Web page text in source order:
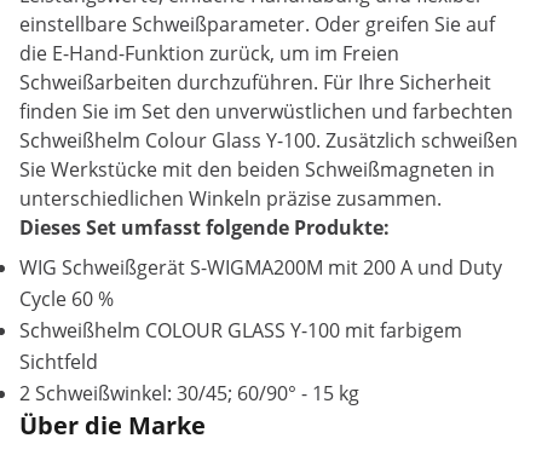
einstellbare Schweißparameter. Oder greifen Sie auf
die E-Hand-Funktion zurück, um im Freien
Schweißarbeiten durchzuführen. Für Ihre Sicherheit
finden Sie im Set den unverwüstlichen und farbechten
Schweißhelm Colour Glass Y-100. Zusätzlich schweißen
Sie Werkstücke mit den beiden Schweißmagneten in
unterschiedlichen Winkeln präzise zusammen.
Dieses Set umfasst folgende Produkte:
WIG Schweißgerät S-WIGMA200M mit 200 A und Duty
Cycle 60 %
Schweißhelm COLOUR GLASS Y-100 mit farbigem
Sichtfeld
2 Schweißwinkel: 30/45; 60/90° - 15 kg
Über die Marke